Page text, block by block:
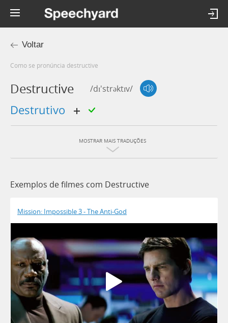
Voltar
Como se pronúncia destructive
Destructive /dɪ'strəktɪv/
destrutivo
MOSTRAR MAIS TRADUÇÕES
Exemplos de filmes com Destructive
Mission: Impossible 3 - The Anti-God